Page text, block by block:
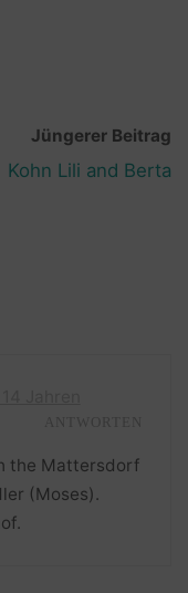
Jüngerer Beitrag
Kohn Lili and Berta
the Mattersdorf
(Moses).